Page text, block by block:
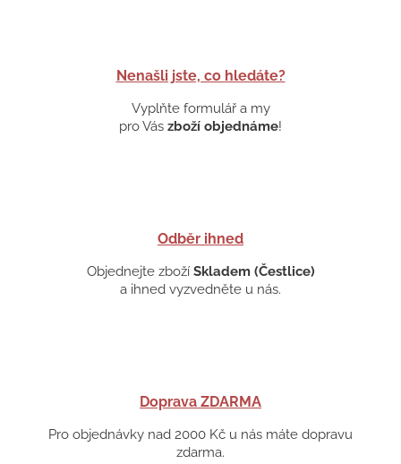
Nenašli jste, co hledáte?
Vyplňte formulář a my
pro Vás zboží objednáme!
Odběr ihned
Objednejte zboží Skladem (Čestlice)
a ihned vyzvedněte u nás.
Doprava ZDARMA
Pro objednávky nad 2000 Kč u nás máte dopravu
zdarma.